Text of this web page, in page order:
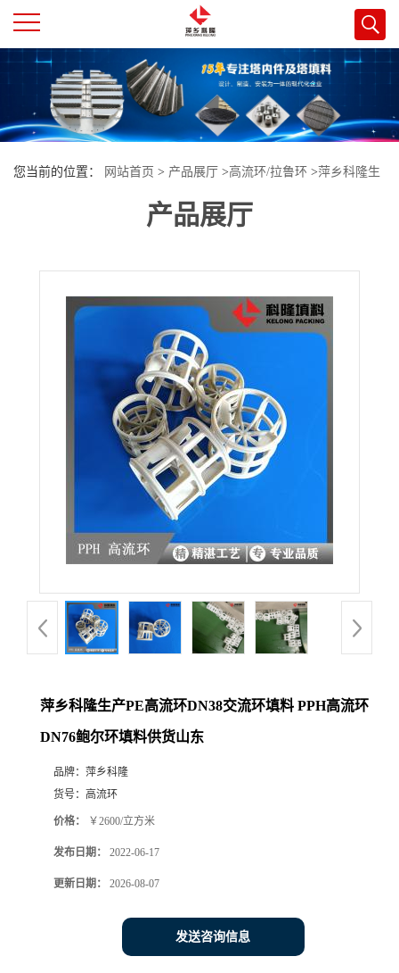
公
司
产
品
厅
您当前的位置： 网站首页 > 产品展厅 >高流环/拉鲁环 >萍乡科隆生
产PE高流环DN38交流环填料 PPH高流环DN76鲍尔环填料供货山东
产品展厅
萍乡科隆生产PE高流环DN38交流环填料 PPH高流环
DN76鲍尔环填料供货山东
品牌： 萍乡科隆
货号： 高流环
价格： ￥2600/立方米
发布日期： 2022-06-17
更新日期： 2026-08-07
发送咨询信息